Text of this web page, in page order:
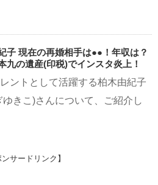
子 現在の再婚相手は●●！年収は？
九の遺産(印税)でインスタ炎上！
ントとして活躍する柏木由紀子
ゆきこ)さんについて、ご紹介し
ンサードリンク】